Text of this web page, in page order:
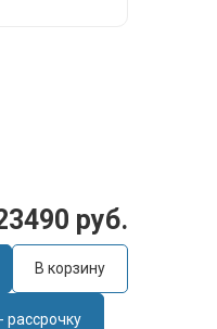
руб.
В корзину
рассрочку